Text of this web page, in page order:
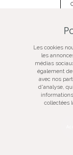
Galerie
Les cookies
les
médias
également
avec nos
d'analyse,
collectées